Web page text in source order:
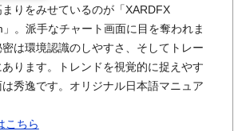
りをみせているのが「XARDFX
。派手なチャート画面に目を奪われま
は環境認識のしやすさ、そしてトレー
あります。トレンドを視覚的に捉えやす
秀逸です。オリジナル日本語マニュア
こちら